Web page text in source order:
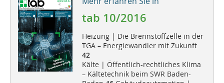
tab 10/2016
Heizung | Die Brennstoffzelle in der
TGA – Energiewandler mit Zukunft
42
Kälte | Öffentlich-rechtliches Klima
– Kältetechnik beim SWR Baden-